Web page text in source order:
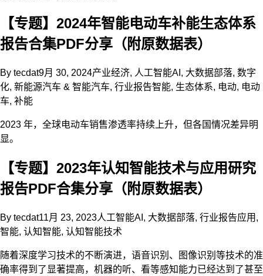
【专题】2024年智能电动车补能生态体系
报告合集PDF分享（附原数据表）
By tecdat9月 30, 2024产业经济, 人工智能AI , 大数据部落, 数字
化, 新能源汽车 & 智能汽车, 行业报告智能, 生态体系, 电动, 电动
车, 补能
2023 年，全球电动车销售渗透率持续上升，但各国情况差异明
显。
【专题】2023年认知智能技术与应用研究
报告PDF合集分享（附原数据表）
By tecdat11月 23, 2023人工智能AI , 大数据部落, 行业报告应用 ,
智能, 认知智能, 认知智能技术
随着深度学习技术的不断演进，语音识别、图像识别等技术的准
确率得到了显著提高，机器的听、看等感知能力已经达到了甚至